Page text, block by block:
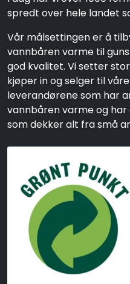
spredt over hele landet
Vår målsettingen er å
vannbåren varme til
god kvalitet. Vi setter
kjøper in og selger til
leverandørene som har
vannbåren varme og
som dekker alt fra små